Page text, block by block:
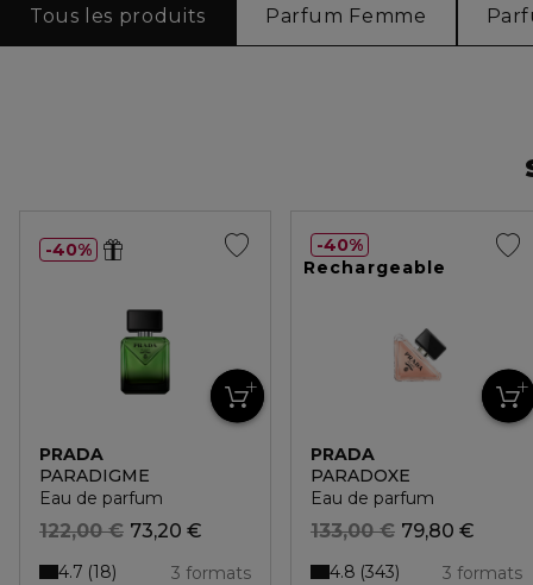
Tous les produits Parfum Femme
PRADA
PARADIGME
Eau de parfum
73,20 €
122,00 €
3 formats
4.7 18
40%
Rechargeable
PRADA
PARADOXE
Eau de parfum
79,80 €
133,00 €
3 formats
4.8 343
40%